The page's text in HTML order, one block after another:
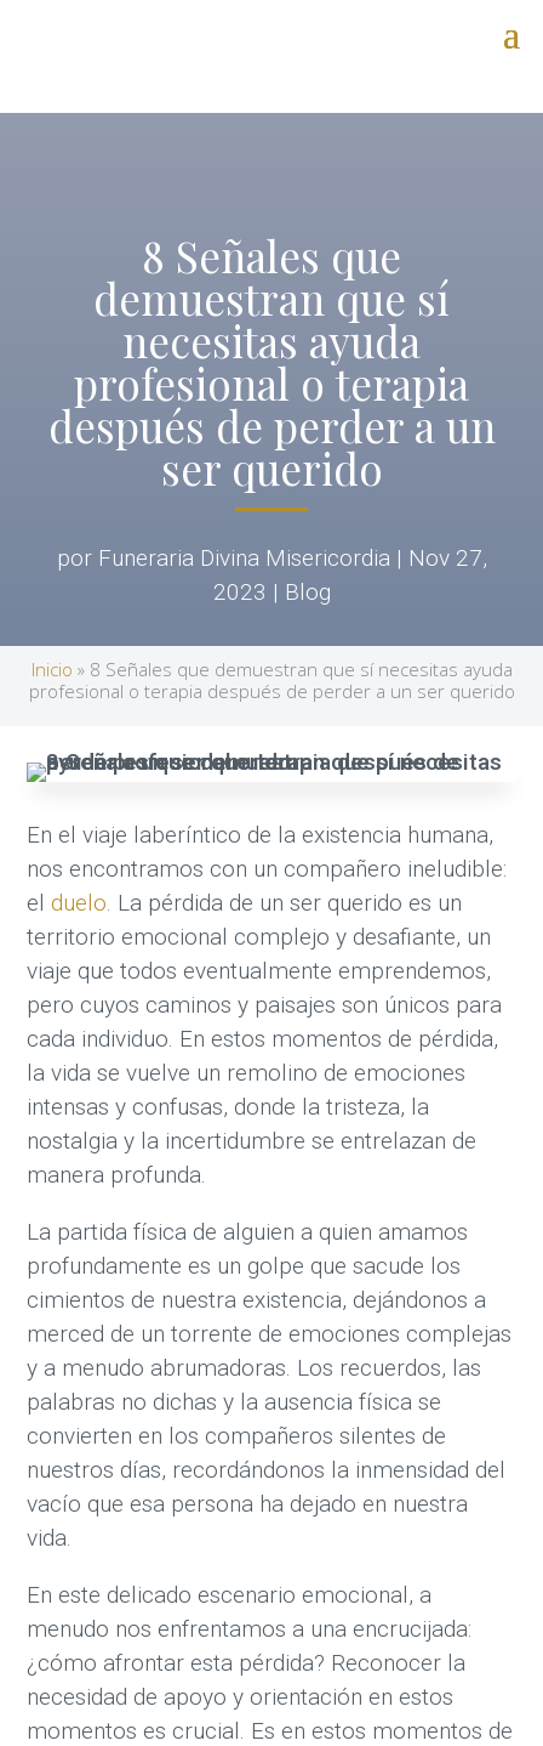
8 Señales que
demuestran que sí
necesitas ayuda
profesional o terapia
después de perder a un
ser querido
por Funeraria Divina Misericordia | Nov 27,
2023 | Blog
Inicio » 8 Señales que demuestran que sí necesitas ayuda
profesional o terapia después de perder a un ser querido
En el viaje laberíntico de la existencia humana,
nos encontramos con un compañero ineludible:
elduelo. La pérdida de un ser querido es un
territorio emocional complejo y desafiante, un
viaje que todos eventualmente emprendemos,
pero cuyos caminos y paisajes son únicos para
cada individuo. En estos momentos de pérdida,
la vida se vuelve un remolino de emociones
intensas y confusas, donde la tristeza, la
nostalgia y la incertidumbre se entrelazan de
manera profunda.
La partida física de alguien a quien amamos
profundamente es un golpe que sacude los
cimientos de nuestra existencia, dejándonos a
merced de un torrente de emociones complejas
y a menudo abrumadoras. Los recuerdos, las
palabras no dichas y la ausencia física se
convierten en los compañeros silentes de
nuestros días, recordándonos la inmensidad del
vacío que esa persona ha dejado en nuestra
vida.
En este delicado escenario emocional, a
menudo nos enfrentamos a una encrucijada:
¿cómo afrontar esta pérdida? Reconocer la
necesidad de apoyo y orientación en estos
momentos es crucial. Es en estos momentos de